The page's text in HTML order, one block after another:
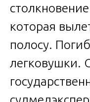
которая
полосу.
легковушки.